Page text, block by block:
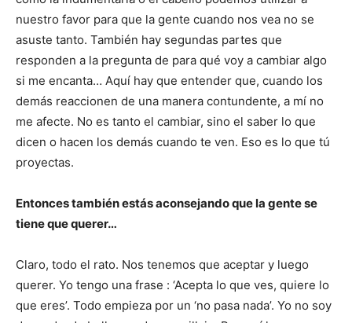
nuestro favor para que la gente cuando nos vea no se
asuste tanto. También hay segundas partes que
responden a la pregunta de para qué voy a cambiar algo
si me encanta… Aquí hay que entender que, cuando los
demás reaccionen de una manera contundente, a mí no
me afecte. No es tanto el cambiar, sino el saber lo que
dicen o hacen los demás cuando te ven. Eso es lo que tú
proyectas.
Entonces también estás aconsejando que la gente se
tiene que querer…
Claro, todo el rato. Nos tenemos que aceptar y luego
querer. Yo tengo una frase : ‘Acepta lo que ves, quiere lo
que eres’. Todo empieza por un ‘no pasa nada’. Yo no soy